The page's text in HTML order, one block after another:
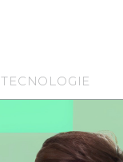
TECNOLOGIE